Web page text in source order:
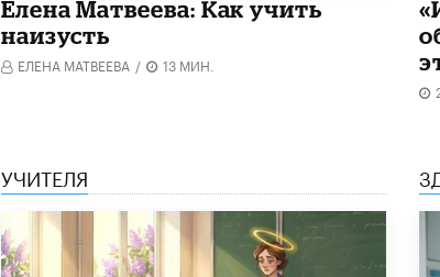
Елена Матвеева: Как учить
наизусть
ЕЛЕНА МАТВЕЕВА / 13 МИН.
УЧИТЕЛЯ